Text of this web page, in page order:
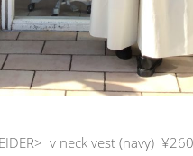
v neck vest (navy)